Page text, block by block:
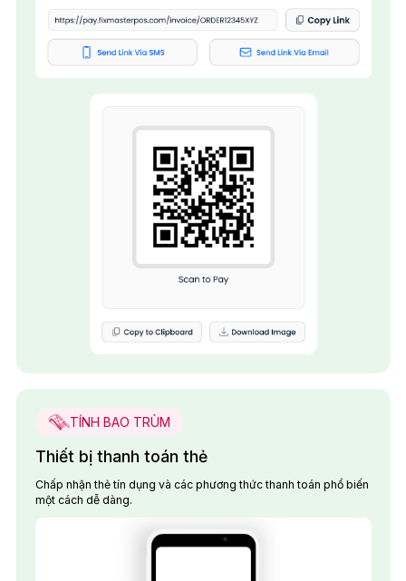
TÍNH BAO TRÙM
Thiết bị thanh toán thẻ
Chấp nhận thẻ tín dụng và các phương thức thanh toán phổ biến
một cách dễ dàng.